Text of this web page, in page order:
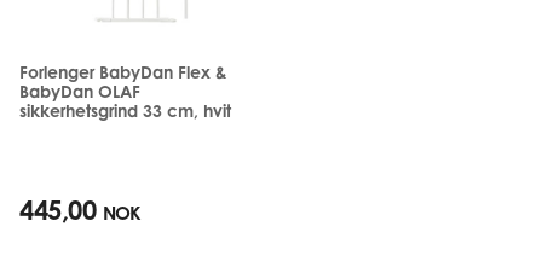
Forlenger BabyDan Flex &
BabyDan OLAF
sikkerhetsgrind 33 cm, hvit
445,00 NOK